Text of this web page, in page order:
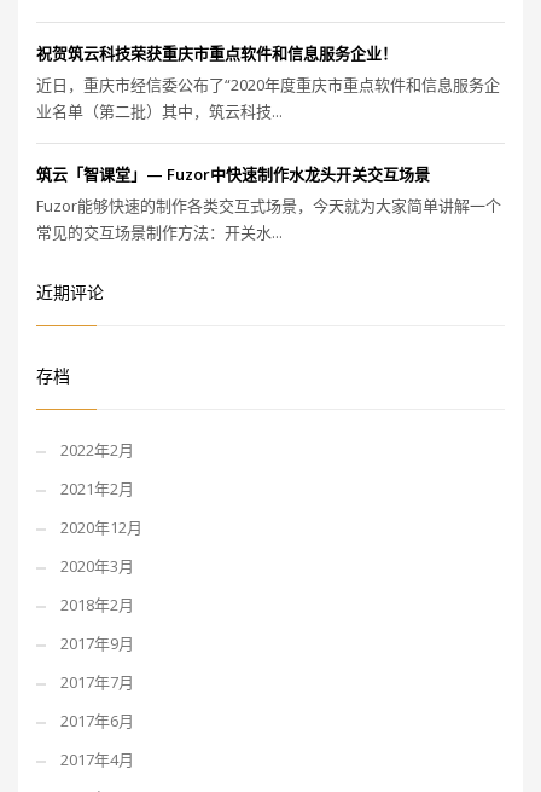
祝贺筑云科技荣获重庆市重点软件和信息服务企业！
近日，重庆市经信委公布了“2020年度重庆市重点软件和信息服务企
业名单（第二批）其中，筑云科技...
筑云「智课堂」— Fuzor中快速制作水龙头开关交互场景
Fuzor能够快速的制作各类交互式场景，今天就为大家简单讲解一个
常见的交互场景制作方法：开关水...
近期评论
存档
2022年2月
2021年2月
2020年12月
2020年3月
2018年2月
2017年9月
2017年7月
2017年6月
2017年4月